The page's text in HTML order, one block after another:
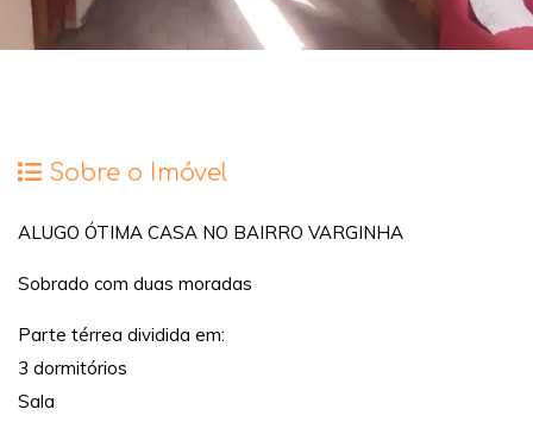
Sobre o Imóvel
ALUGO ÓTIMA CASA NO BAIRRO VARGINHA
Sobrado com duas moradas
Parte térrea dividida em:
3 dormitórios
Sala